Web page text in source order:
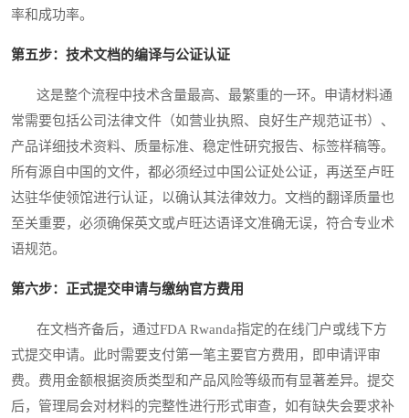
率和成功率。
第五步：技术文档的编译与公证认证
这是整个流程中技术含量最高、最繁重的一环。申请材料通
常需要包括公司法律文件（如营业执照、良好生产规范证书）、
产品详细技术资料、质量标准、稳定性研究报告、标签样稿等。
所有源自中国的文件，都必须经过中国公证处公证，再送至卢旺
达驻华使领馆进行认证，以确认其法律效力。文档的翻译质量也
至关重要，必须确保英文或卢旺达语译文准确无误，符合专业术
语规范。
第六步：正式提交申请与缴纳官方费用
在文档齐备后，通过FDA Rwanda指定的在线门户或线下方
式提交申请。此时需要支付第一笔主要官方费用，即申请评审
费。费用金额根据资质类型和产品风险等级而有显著差异。提交
后，管理局会对材料的完整性进行形式审查，如有缺失会要求补